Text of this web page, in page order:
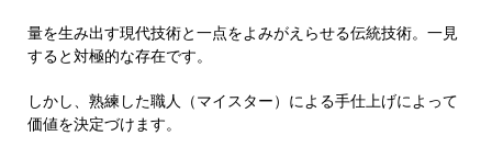
量を生み出す現代技術と一点をよみがえらせる伝統技術。一見
すると対極的な存在です。
しかし、熟練した職人（マイスター）による手仕上げによって
価値を決定づけます。